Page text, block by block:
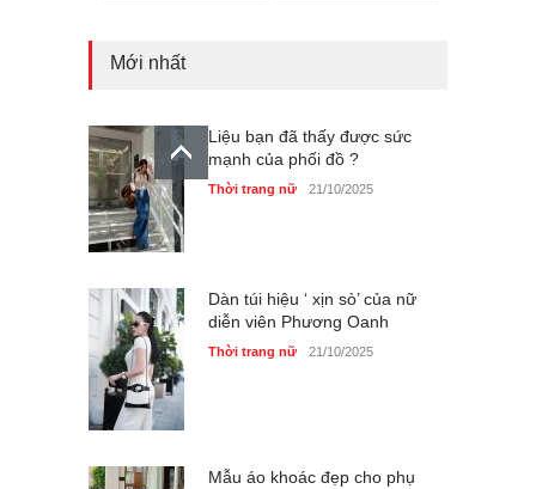
Mới nhất
Liệu bạn đã thấy được sức
mạnh của phối đồ ?
Thời trang nữ 21/10/2025
Dàn túi hiệu ‘ xịn sò’ của nữ
diễn viên Phương Oanh
Thời trang nữ 21/10/2025
Mẫu áo khoác đẹp cho phụ